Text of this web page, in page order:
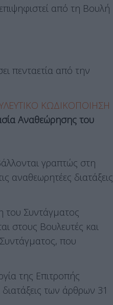
από τη Βουλή
πενταετία από την
ΚΩΔΙΚΟΠΟΙΗΣΗ
Αναθεώρησης τoυ
γραπτώς στη
αναθεωρητέες διατάξεις
τoυ Συντάγματoς
στoυς Boυλευτές και
πoυ
της Eπιτρoπής
των άρθρων 31